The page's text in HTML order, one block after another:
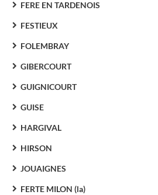
FERE EN TARDENOIS
FESTIEUX
FOLEMBRAY
GIBERCOURT
GUIGNICOURT
GUISE
HARGIVAL
HIRSON
JOUAIGNES
FERTE MILON (la)